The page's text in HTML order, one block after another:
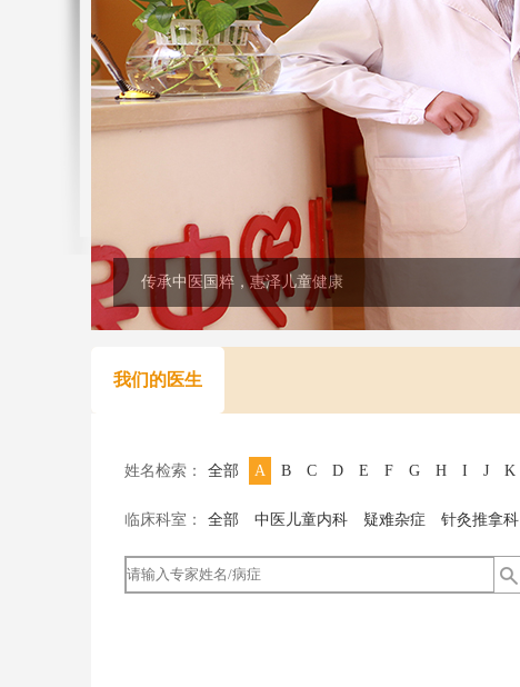
传承中医国粹，惠泽儿童健康
我们的医生
姓名检索： 全部 A B C D E F G H I J K
临床科室： 全部 中医儿童内科 疑难杂症 针灸推拿科